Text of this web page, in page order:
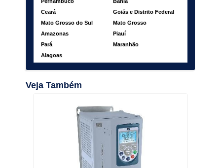
Ceará
Goiás e Distrito Federal
Mato Grosso do Sul
Mato Grosso
Amazonas
Piauí
Pará
Maranhão
Alagoas
Veja Também